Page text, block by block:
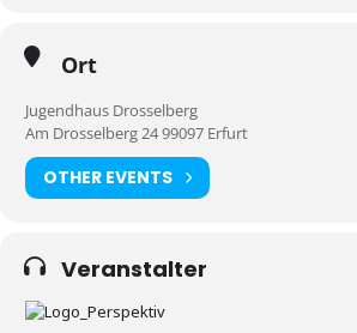
Ort
Jugendhaus Drosselberg
Am Drosselberg 24 99097 Erfurt
OTHER EVENTS
Veranstalter